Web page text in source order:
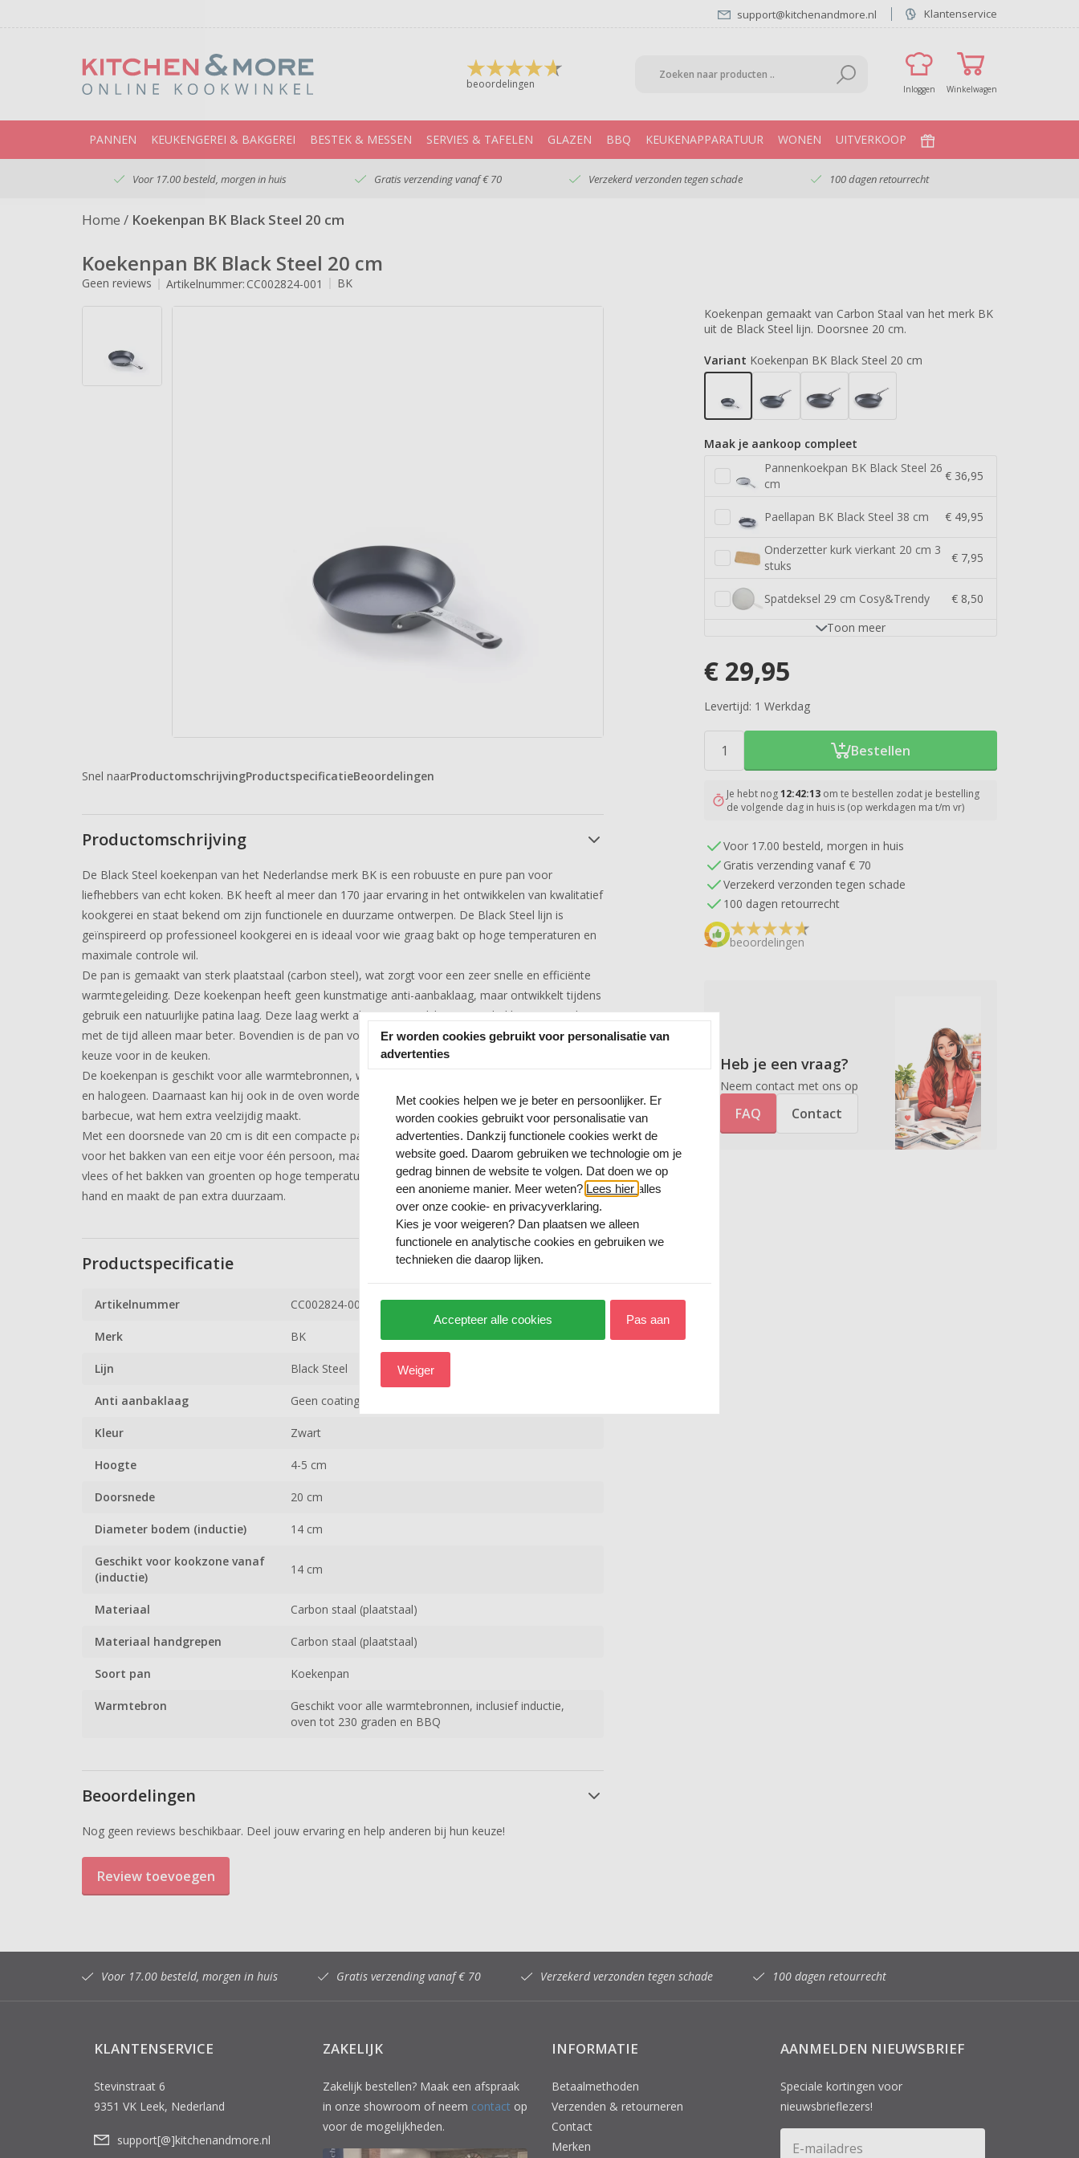
support@kitchenandmore.nl Klantenservice
beoordelingen Inloggen Winkelwagen
PANNEN KEUKENGEREI & BAKGEREI BESTEK & MESSEN SERVIES & TAFELEN GLAZEN BBQ KEUKENAPPARATUUR WONEN UITVERKOOP
Voor 17.00 besteld, morgen in huis Gratis verzending vanaf € 70 Verzekerd verzonden tegen schade 100 dagen retourrecht
Home / Koekenpan BK Black Steel 20 cm
Koekenpan BK Black Steel 20 cm
Geen reviews Artikelnummer: CC002824-001
BK
Koekenpan gemaakt van Carbon Staal van het merk BK
uit de Black Steel lijn. Doorsnee 20 cm.
Variant Koekenpan BK Black Steel 20 cm
Maak je aankoop compleet
Pannenkoekpan BK Black Steel 26
cm
€ 36,95
Paellapan BK Black Steel 38 cm € 49,95
Onderzetter kurk vierkant 20 cm 3
stuks
€ 7,95
Spatdeksel 29 cm Cosy&Trendy
€ 8,50
Toonmeer
€ 29,95
Levertijd: 1 Werkdag
Bestellen
Je hebt nog12:42:13 om te bestellen zodat je bestelling
de volgende dag in huis is (op werkdagen ma t/m vr)
Voor 17.00 besteld, morgen in huis
Gratis verzending vanaf € 70
Verzekerd verzonden tegen schade
100 dagen retourrecht
beoordelingen
Heb je een vraag?
Neem contact met ons op
FAQ Contact
Snel naarProductomschrijvingProductspecificatieBeoordelingen
Productomschrijving
De Black Steel koekenpan van het Nederlandse merk BK is een robuuste en pure pan voor
liefhebbers van echt koken. BK heeft al meer dan 170 jaar ervaring in het ontwikkelen van kwalitatief
kookgerei en staat bekend om zijn functionele en duurzame ontwerpen. De Black Steel lijn is
geïnspireerd op professioneel kookgerei en is ideaal voor wie graag bakt op hoge temperaturen en
maximale controle wil.
De pan is gemaakt van sterk plaatstaal (carbon steel), wat zorgt voor een zeer snelle en efficiënte
warmtegeleiding. Deze koekenpan heeft geen kunstmatige anti-aanbaklaag, maar ontwikkelt tijdens
gebruik een natuurlijke patina laag. Deze laag werkt als een natuurlijke anti-aanbaklaag en wordt
met de tijd alleen maar beter. Bovendien is de pan volledig PFAS-vrij en daardoor een bewuste
keuze voor in de keuken.
De koekenpan is geschikt voor alle warmtebronnen, waaronder inductie, gas, elektrisch, keramisch
en halogeen. Daarnaast kan hij ook in de oven worden gebruikt tot circa 230 graden en zelfs op de
barbecue, wat hem extra veelzijdig maakt.
Met een doorsnede van 20 cm is dit een compacte pan die ideaal is voor kleinere gerechten. Perfect
voor het bakken van een eitje voor één persoon, maar ook geschikt voor het dichtschroeien van
vlees of het bakken van groenten op hoge temperatuur. De gietijzeren handgreep ligt stevig in de
hand en maakt de pan extra duurzaam.
Productspecificatie
Artikelnummer CC002824-001
Merk BK
Lijn Black Steel
Anti aanbaklaag Geen coating, natuurlijke patina (PFAS-vrij)
Kleur Zwart
Hoogte 4-5 cm
Doorsnede 20 cm
Diameter bodem (inductie) 14 cm
Geschikt voor kookzone vanaf
(inductie)
14 cm
Materiaal Carbon staal (plaatstaal)
Materiaal handgrepen Carbon staal (plaatstaal)
Soort pan Koekenpan
Warmtebron
Geschikt voor alle warmtebronnen, inclusief inductie,
oven tot 230 graden en BBQ
Beoordelingen
Nog geen reviews beschikbaar. Deel jouw ervaring en help anderen bij hun keuze!
Review toevoegen
Voor 17.00 besteld, morgen in huis Gratis verzending vanaf € 70 Verzekerd verzonden tegen schade 100 dagen retourrecht
KLANTENSERVICE
Stevinstraat 6
9351 VK Leek, Nederland
support[@]kitchenandmore.nl
ZAKELIJK
Zakelijk bestellen? Maak een afspraak
in onze showroom of neem contact op
voor de mogelijkheden.
INFORMATIE
Betaalmethoden
Verzenden & retourneren
Contact
Merken
AANMELDEN NIEUWSBRIEF
Speciale kortingen voor
nieuwsbrieflezers!
Er worden cookies gebruikt voor personalisatie van
advertenties
Met cookies helpen we je beter en persoonlijker. Er
worden cookies gebruikt voor personalisatie van
advertenties. Dankzij functionele cookies werkt de
website goed. Daarom gebruiken we technologie om je
gedrag binnen de website te volgen. Dat doen we op
een anonieme manier. Meer weten? Lees hier alles
over onze cookie- en privacyverklaring.
Kies je voorweigeren? Dan plaatsen we alleen
functionele en analytische cookies en gebruiken we
technieken die daarop lijken.
Accepteer alle cookies Pas aan
Weiger